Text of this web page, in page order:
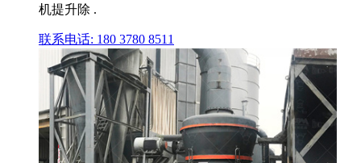
机提升除 .
联系电话: 180 3780 8511